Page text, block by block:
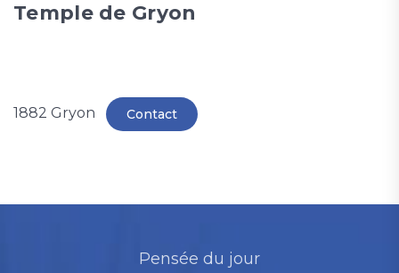
Temple de Gryon
1882 Gryon Contact
Pensée du jour